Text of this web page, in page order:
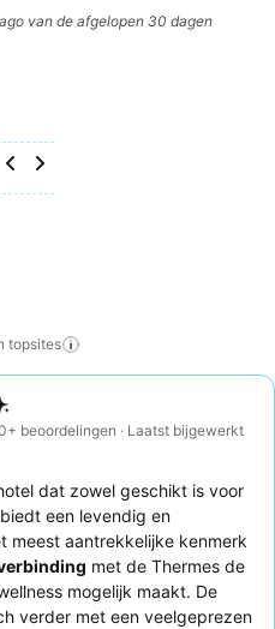
van de afgelopen 30 dagen
topsites
beoordelingen · Laatst bijgewerkt
dat zowel geschikt is voor
een levendig en
meest aantrekkelijke kenmerk
met de Thermes de
mogelijk maakt. De
verder met een veelgeprezen